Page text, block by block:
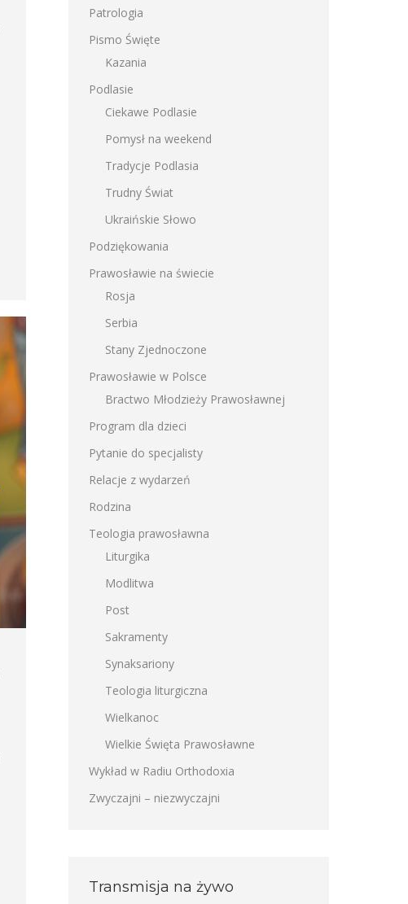
Patrologia
Pismo Święte
Kazania
Podlasie
Ciekawe Podlasie
Pomysł na weekend
Tradycje Podlasia
Trudny Świat
Ukraińskie Słowo
Podziękowania
Prawosławie na świecie
Rosja
Serbia
Stany Zjednoczone
Prawosławie w Polsce
Bractwo Młodzieży Prawosławnej
Program dla dzieci
Pytanie do specjalisty
Relacje z wydarzeń
Rodzina
Teologia prawosławna
Liturgika
Modlitwa
Post
Sakramenty
Synaksariony
Teologia liturgiczna
Wielkanoc
Wielkie Święta Prawosławne
Wykład w Radiu Orthodoxia
Zwyczajni – niezwyczajni
Transmisja na żywo